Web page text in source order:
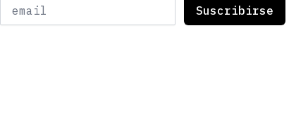
Suscribirse